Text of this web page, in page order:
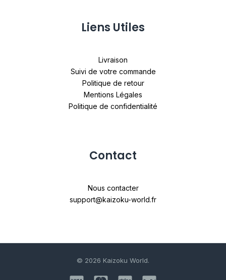
Liens Utiles
Livraison
Suivi de votre commande
Politique de retour
Mentions Légales
Politique de confidentialité
Contact
Nous contacter
support@kaizoku-world.fr
© 2026 Kaizoku World.